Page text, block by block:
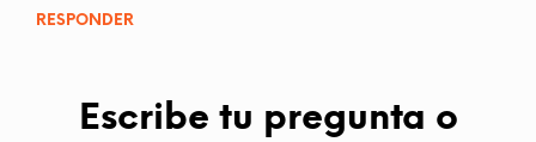
RESPONDER
Escribe tu pregunta o